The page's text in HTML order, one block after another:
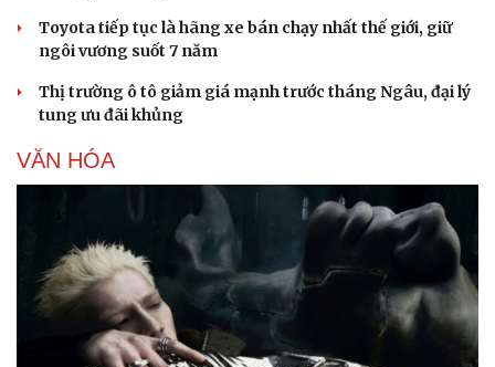
Văn hóa
Văn học
Âm nhạc
Sao Việt
Toyota tiếp tục là hãng xe bán chạy nhất thế giới, giữ
ngôi vương suốt 7 năm
Thị trường ô tô giảm giá mạnh trước tháng Ngâu, đại lý
tung ưu đãi khủng
VĂN HÓA